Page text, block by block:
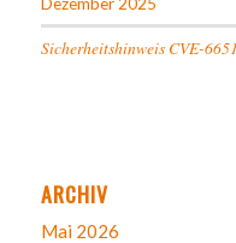
Sicherheitshinweis CVE-
ARCHIV
Mai 2026